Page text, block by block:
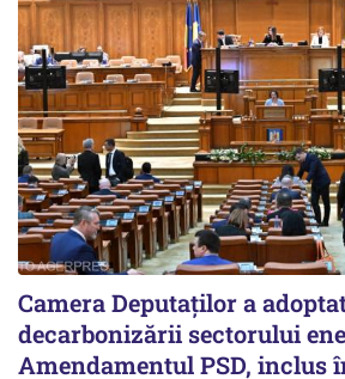
Camera Deputaților a
decarbonizării sectorului
Amendamentul PSD, inclus